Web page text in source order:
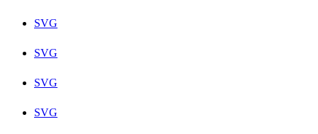
SVG
SVG
SVG
SVG